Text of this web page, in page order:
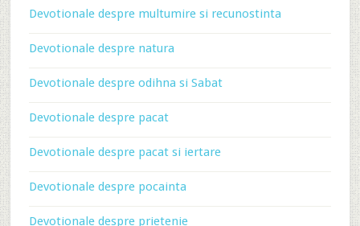
Devotionale despre multumire si recunostinta
Devotionale despre natura
Devotionale despre odihna si Sabat
Devotionale despre pacat
Devotionale despre pacat si iertare
Devotionale despre pocainta
Devotionale despre prietenie